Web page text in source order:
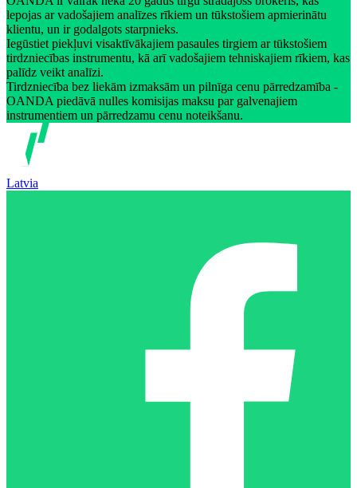
lepojas ar vadošajiem analīzes rīkiem un tūkstošiem apmierinātu
klientu, un ir godalgots starpnieks.
Iegūstiet piekļuvi visaktīvākajiem pasaules tirgiem ar tūkstošiem
tirdzniecības instrumentu, kā arī vadošajiem tehniskajiem rīkiem, kas
palīdz veikt analīzi.
Tirdzniecība bez liekām izmaksām un pilnīga cenu pārredzamība -
OANDA piedāvā nulles komisijas maksu par galvenajiem
instrumentiem un pārredzamu cenu noteikšanu.
Latvia